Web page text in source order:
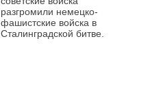
разгромили немецко-
фашистские войска в
Сталинградской битве.